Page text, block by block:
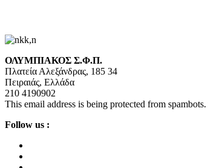
ΟΛΥΜΠΙΑΚΟΣ Σ.Φ.Π.
Πλατεία Αλεξάνδρας, 185 34
Πειραιάς, Ελλάδα
210 4190902
This email address is being protected from
Follow us :